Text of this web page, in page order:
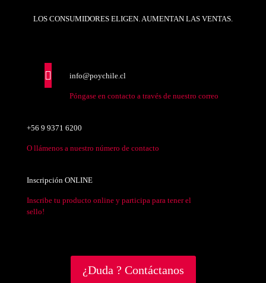
LOS CONSUMIDORES ELIGEN. AUMENTAN LAS VENTAS.
info@poychile.cl
Póngase en contacto a través de nuestro correo
+56 9 9371 6200
O llámenos a nuestro número de contacto
Inscripción ONLINE
Inscribe tu producto online y participa para tener el
sello!
¿Duda ? Contáctanos